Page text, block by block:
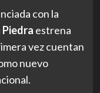
con la
Piedra estrena
vez cuentan
nuevo